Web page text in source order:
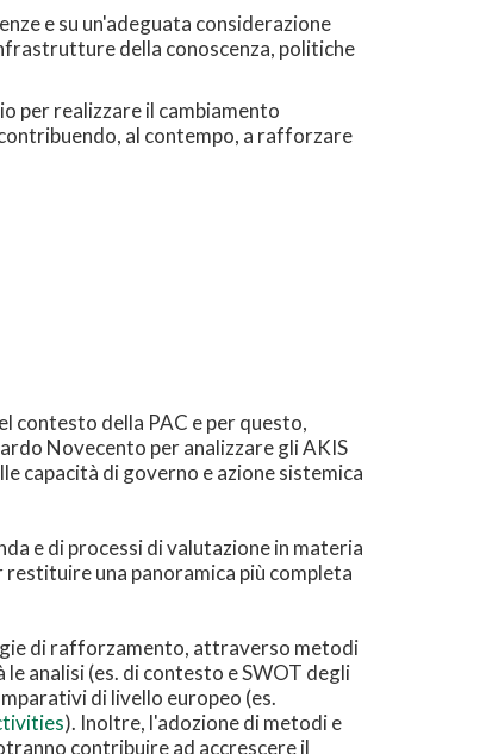
e su un'adeguata considerazione
della conoscenza, politiche
per realizzare il cambiamento
al contempo, a rafforzare
contesto della PAC e per questo,
Novecento per analizzare gli AKIS
capacità di governo e azione sistemica
e di processi di valutazione in materia
una panoramica più completa
di rafforzamento, attraverso metodi
analisi (es. di contesto e SWOT degli
di livello europeo (es.
). Inoltre, l'adozione di metodi e
contribuire ad accrescere il